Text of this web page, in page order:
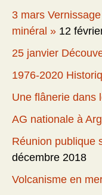
3 mars
minéral » 12
25 janvier
1976-2020
Une flânerie dans
AG nationale à
Réunion publique
décembre 2018
Volcanisme en